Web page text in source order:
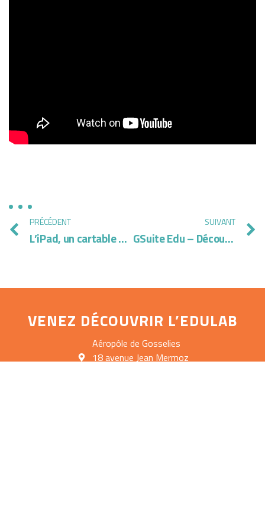
PRÉCÉDENT
L’iPad, un cartable numérique au service des enfants à besoins spécifiques avec Sophie Leclère
SUIVANT
GSuite Edu – Découvrez Google Drive & Jamboard avec Ghislain Dominé
VENEZ DÉCOUVRIR L’EDULAB
Aéropôle de Gosselies
18 avenue Jean Mermoz